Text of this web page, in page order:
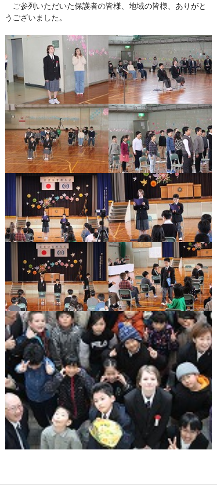
ご参列いただいた保護者の皆様、地域の皆様、ありがと
うございました。